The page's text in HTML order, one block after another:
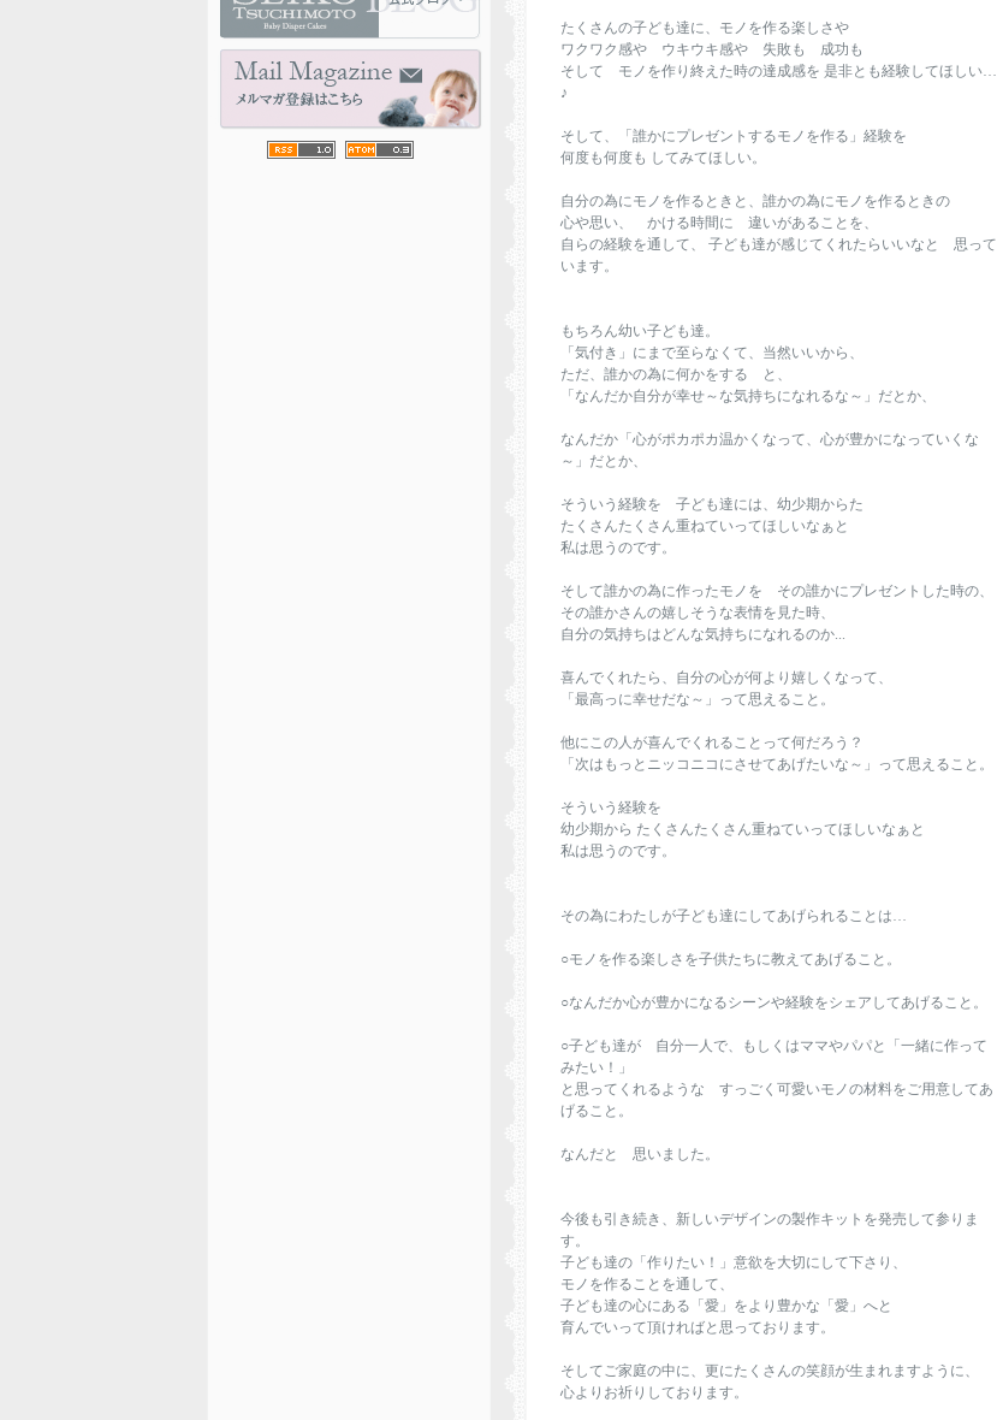
たくさんの子ども達に、モノを作る楽しさや
ワクワク感や ウキウキ感や 失敗も 成功も
そして モノを作り終えた時の達成感を 是非とも経験してほしい…
♪
そして、「誰かにプレゼントするモノを作る」経験を
何度も何度も してみてほしい。
自分の為にモノを作るときと、誰かの為にモノを作るときの
心や思い、 かける時間に 違いがあることを、
自らの経験を通して、 子ども達が感じてくれたらいいなと 思って
います。
もちろん幼い子ども達。
「気付き」にまで至らなくて、当然いいから、
ただ、誰かの為に何かをする と、
「なんだか自分が幸せ～な気持ちになれるな～」だとか、
なんだか「心がポカポカ温かくなって、心が豊かになっていくな
～」だとか、
そういう経験を 子ども達には、幼少期からた
たくさんたくさん重ねていってほしいなぁと
私は思うのです。
そして誰かの為に作ったモノを その誰かにプレゼントした時の、
その誰かさんの嬉しそうな表情を見た時、
自分の気持ちはどんな気持ちになれるのか...
喜んでくれたら、自分の心が何より嬉しくなって、
「最高っに幸せだな～」って思えること。
他にこの人が喜んでくれることって何だろう？
「次はもっとニッコニコにさせてあげたいな～」って思えること。
そういう経験を
幼少期から たくさんたくさん重ねていってほしいなぁと
私は思うのです。
その為にわたしが子ども達にしてあげられることは…
○モノを作る楽しさを子供たちに教えてあげること。
○なんだか心が豊かになるシーンや経験をシェアしてあげること。
○子ども達が 自分一人で、もしくはママやパパと「一緒に作って
みたい！」
と思ってくれるような すっごく可愛いモノの材料をご用意してあ
げること。
なんだと 思いました。
今後も引き続き、新しいデザインの製作キットを発売して参りま
す。
子ども達の「作りたい！」意欲を大切にして下さり、
モノを作ることを通して、
子ども達の心にある「愛」をより豊かな「愛」へと
育んでいって頂ければと思っております。
そしてご家庭の中に、更にたくさんの笑顔が生まれますように、
心よりお祈りしております。